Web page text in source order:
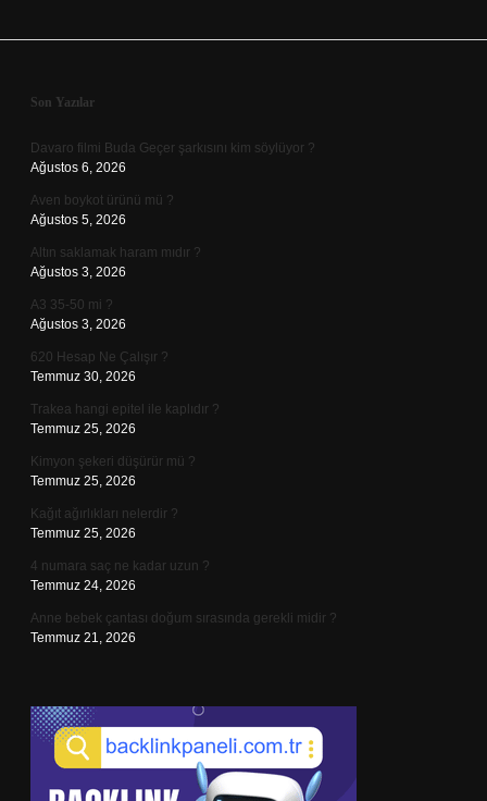
Sidebar
Son Yazılar
Davaro filmi Buda Geçer şarkısını kim söylüyor ?
Ağustos 6, 2026
Aven boykot ürünü mü ?
Ağustos 5, 2026
Altın saklamak haram mıdır ?
Ağustos 3, 2026
A3 35-50 mi ?
Ağustos 3, 2026
620 Hesap Ne Çalışır ?
Temmuz 30, 2026
Trakea hangi epitel ile kaplıdır ?
Temmuz 25, 2026
Kimyon şekeri düşürür mü ?
Temmuz 25, 2026
Kağıt ağırlıkları nelerdir ?
Temmuz 25, 2026
4 numara saç ne kadar uzun ?
Temmuz 24, 2026
Anne bebek çantası doğum sırasında gerekli midir ?
Temmuz 21, 2026